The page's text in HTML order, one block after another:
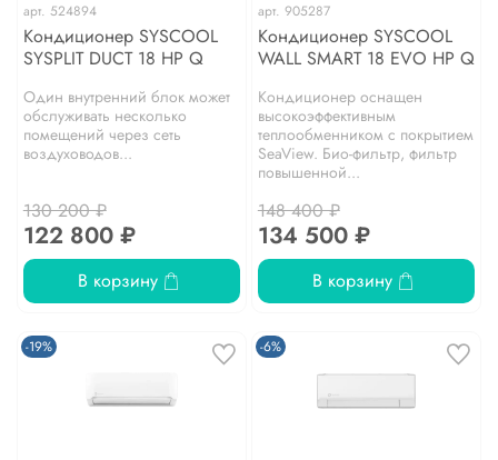
арт. 524894
Кондиционер SYSCOOL
SYSPLIT DUCT 18 HP Q
Один внутренний блок может
обслуживать несколько
помещений через сеть
воздуховодов...
130 200 ₽
122 800 ₽
В корзину
арт. 905287
Кондиционер SYSCOOL
WALL SMART 18 EVO HP Q
Кондиционер оснащен
высокоэффективным
теплообменником с покрытием
SeaView. Био-фильтр, фильтр
повышенной...
148 400 ₽
134 500 ₽
В корзину
-19% -6%